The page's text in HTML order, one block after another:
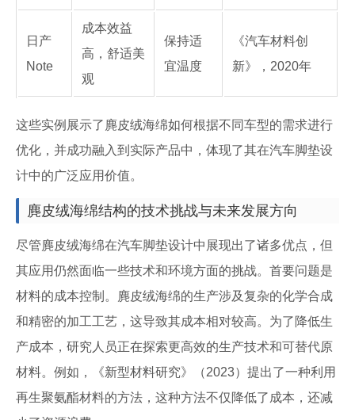
日产
Note
成本效益
高，舒适美
观
保持适
宜温度
《汽车材料创
新》，2020年
这些实例展示了麂皮绒海绵如何根据不同车型的需求进行
优化，并成功融入到实际产品中，体现了其在汽车脚垫设
计中的广泛应用价值。
麂皮绒海绵结构的技术挑战与未来发展方向
尽管麂皮绒海绵在汽车脚垫设计中展现出了诸多优点，但
其应用仍然面临一些技术和环境方面的挑战。首要问题是
材料的成本控制。麂皮绒海绵的生产涉及复杂的化学合成
和精密的加工工艺，这导致其成本相对较高。为了降低生
产成本，研究人员正在探索更高效的生产技术和可替代原
材料。例如，《新型材料研究》（2023）提出了一种利用
再生聚氨酯材料的方法，这种方法不仅降低了成本，还减